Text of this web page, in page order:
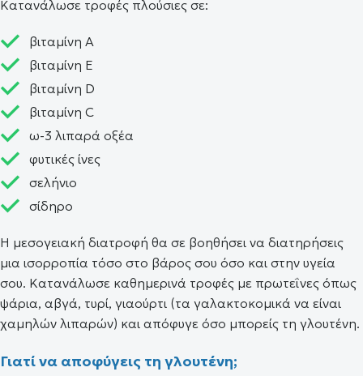
Κατανάλωσε τροφές πλούσιες σε:
βιταμίνη Α
βιταμίνη Ε
βιταμίνη D
βιταμίνη C
ω-3 λιπαρά οξέα
φυτικές ίνες
σελήνιο
σίδηρο
Η μεσογειακή διατροφή θα σε βοηθήσει να διατηρήσεις
μια ισορροπία τόσο στο βάρος σου όσο και στην υγεία
σου. Κατανάλωσε καθημερινά τροφές με πρωτεΐνες όπως
ψάρια, αβγά, τυρί, γιαούρτι (τα γαλακτοκομικά να είναι
χαμηλών λιπαρών) και απόφυγε όσο μπορείς τη γλουτένη.
Γιατί να αποφύγεις τη γλουτένη;